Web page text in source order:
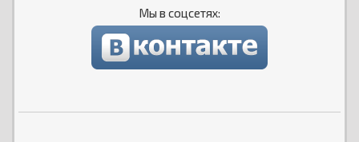
Мы в соцсетях: